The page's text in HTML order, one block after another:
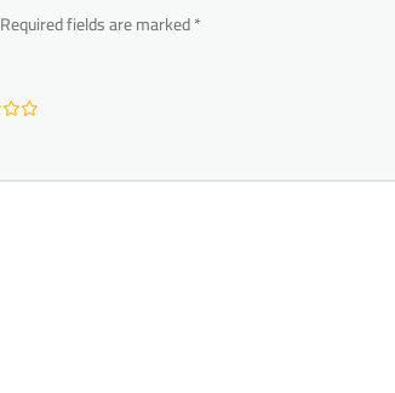
Required fields are marked*